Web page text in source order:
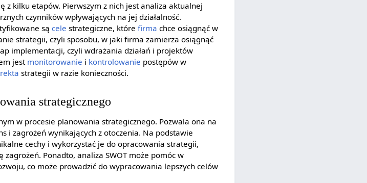
z kilku etapów. Pierwszym z nich jest analiza aktualnej
czynników wpływających na jej działalność.
sącele strategiczne, którefirma chce osiągnąć w
strategii, czyli sposobu, w jaki firma zamierza osiągnąć
implementacji, czyli wdrażania działań i projektów
jest monitorowanie i kontrolowanie postępów w
strategii w razie konieczności.
strategicznego
w procesie planowania strategicznego. Pozwala ona na
i zagrożeń wynikających z otoczenia. Na podstawie
cechy i wykorzystać je do opracowania strategii,
Ponadto, analiza SWOT może pomóc w
co może prowadzić do wypracowania lepszych celów